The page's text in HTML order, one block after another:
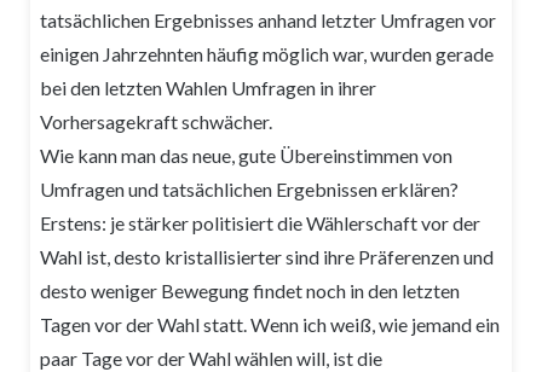
tatsächlichen Ergebnisses anhand letzter Umfragen vor
einigen Jahrzehnten häufig möglich war, wurden gerade
bei den letzten Wahlen Umfragen in ihrer
Vorhersagekraft schwächer.
Wie kann man das neue, gute Übereinstimmen von
Umfragen und tatsächlichen Ergebnissen erklären?
Erstens: je stärker politisiert die Wählerschaft vor der
Wahl ist, desto kristallisierter sind ihre Präferenzen und
desto weniger Bewegung findet noch in den letzten
Tagen vor der Wahl statt. Wenn ich weiß, wie jemand ein
paar Tage vor der Wahl wählen will, ist die